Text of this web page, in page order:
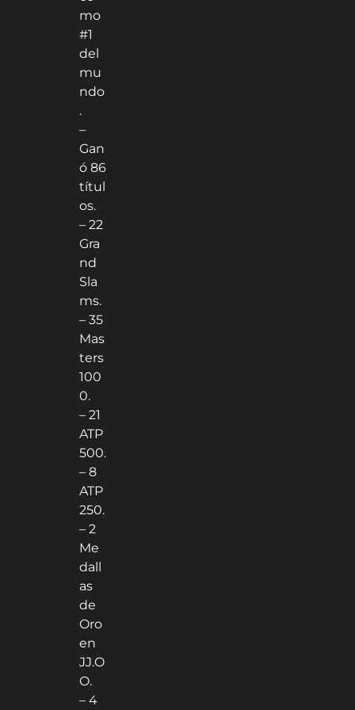
mo
#1
del
mu
ndo
.
–
Gan
ó 86
títul
os.
– 22
Gra
nd
Sla
ms.
– 35
Mas
ters
100
0.
– 21
ATP
500.
– 8
ATP
250.
– 2
Me
dall
as
de
Oro
en
JJ.O
O.
– 4